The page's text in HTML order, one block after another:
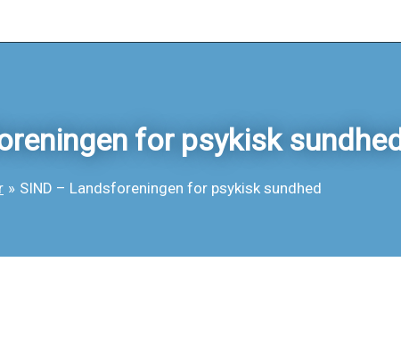
for psykisk sundhed
SIND – Landsforeningen for psykisk sundhed